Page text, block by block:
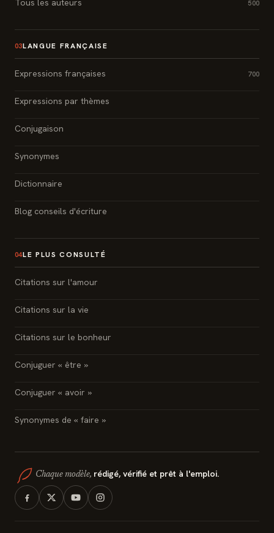
Tous les auteurs 500
03LANGUE FRANÇAISE
Expressions françaises 700
Expressions par thèmes
Conjugaison
Synonymes
Dictionnaire
Blog conseils d'écriture
04LE PLUS CONSULTÉ
Citations sur l'amour
Citations sur la vie
Citations sur le bonheur
Conjuguer « être »
Conjuguer « avoir »
Synonymes de « faire »
Chaque modèle, rédigé, vérifié et prêt à l'emploi.